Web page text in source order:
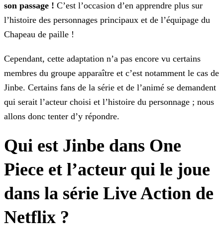
son passage ! C’est l’occasion d’en apprendre plus sur
l’histoire des personnages principaux et de l’équipage du
Chapeau de paille !
Cependant, cette adaptation n’a pas encore vu certains
membres du groupe apparaître et c’est notamment le cas de
Jinbe. Certains fans de la série et de l’animé se demandent
qui serait l’acteur choisi et l’histoire du personnage ; nous
allons donc tenter d’y répondre.
Qui est Jinbe dans One
Piece et l’acteur qui le joue
dans la série Live Action de
Netflix ?